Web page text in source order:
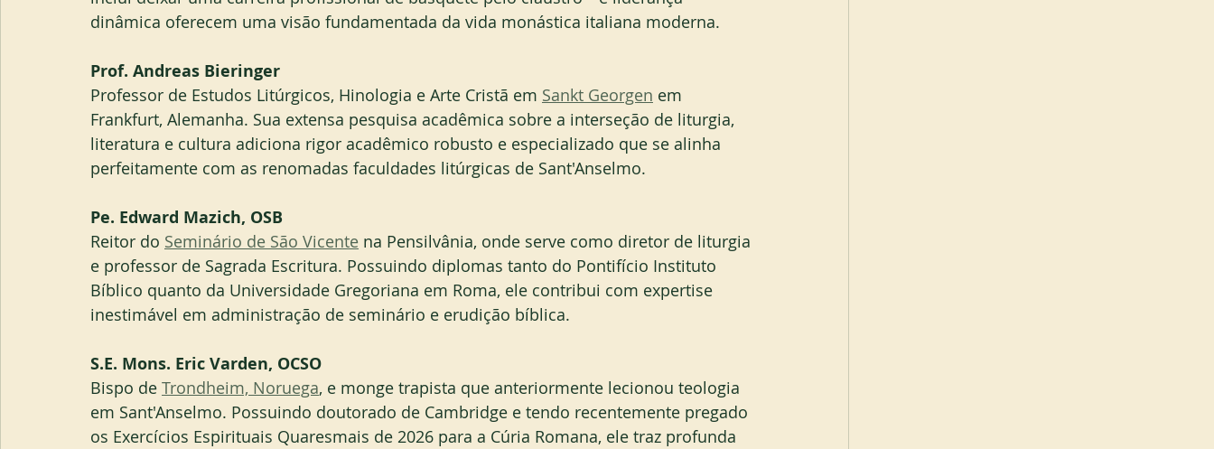
dinâmica oferecem uma visão fundamentada da vida monástica italiana moderna.
Prof. Andreas Bieringer
Professor de Estudos Litúrgicos, Hinologia e Arte Cristã em Sankt Georgen em
Frankfurt, Alemanha. Sua extensa pesquisa acadêmica sobre a interseção de liturgia,
literatura e cultura adiciona rigor acadêmico robusto e especializado que se alinha
perfeitamente com as renomadas faculdades litúrgicas de Sant'Anselmo.
Pe. Edward Mazich, OSB
Reitor do Seminário de São Vicente na Pensilvânia, onde serve como diretor de liturgia
e professor de Sagrada Escritura. Possuindo diplomas tanto do Pontifício Instituto
Bíblico quanto da Universidade Gregoriana em Roma, ele contribui com expertise
inestimável em administração de seminário e erudição bíblica.
S.E. Mons. Eric Varden, OCSO
Bispo de Trondheim, Noruega, e monge trapista que anteriormente lecionou teologia
em Sant'Anselmo. Possuindo doutorado de Cambridge e tendo recentemente pregado
os Exercícios Espirituais Quaresmais de 2026 para a Cúria Romana, ele traz profunda